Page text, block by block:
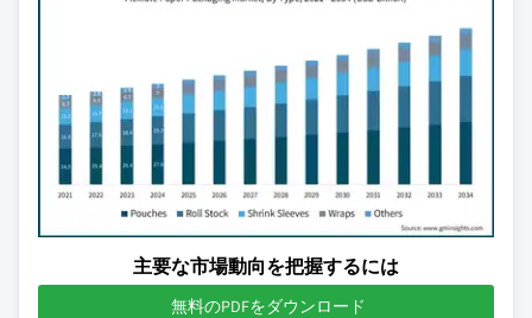
主要な市場動向を把握するには
無料のPDFをダウンロード